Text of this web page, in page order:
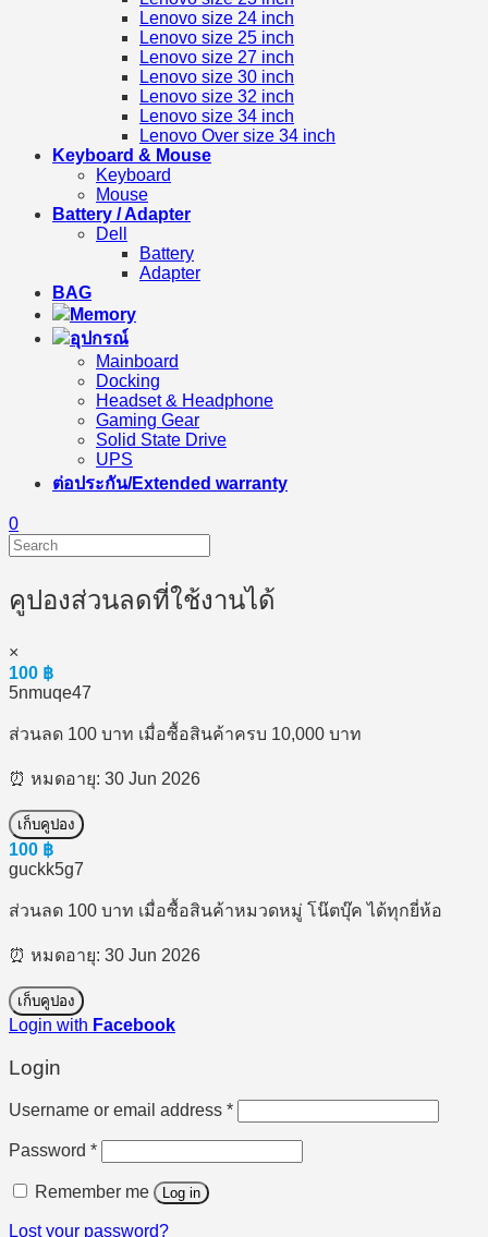
Lenovo size 24 inch
Lenovo size 25 inch
Lenovo size 27 inch
Lenovo size 30 inch
Lenovo size 32 inch
Lenovo size 34 inch
Lenovo Over size 34 inch
Keyboard & Mouse
Keyboard
Mouse
Battery / Adapter
Dell
Battery
Adapter
BAG
Memory
อุปกรณ์
Mainboard
Docking
Headset & Headphone
Gaming Gear
Solid State Drive
UPS
ต่อประกัน/Extended warranty
0
คูปองส่วนลดที่ใช้งานได้
×
100 ฿
5nmuqe47
ส่วนลด 100 บาท เมื่อซื้อสินค้าครบ 10,000 บาท
⏰ หมดอายุ: 30 Jun 2026
เก็บคูปอง
100 ฿
guckk5g7
ส่วนลด 100 บาท เมื่อซื้อสินค้าหมวดหมู่ โน๊ตบุ๊ค ได้ทุกยี่ห้อ
⏰ หมดอายุ: 30 Jun 2026
เก็บคูปอง
Login with Facebook
Login
Username or email address *Required
Password *Required
Remember me Log in
Lost your password?